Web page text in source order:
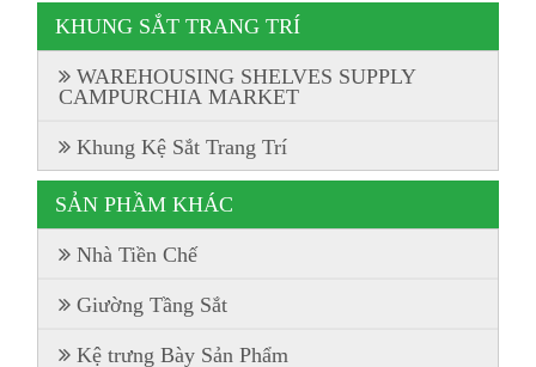
KHUNG SẮT TRANG TRÍ
WAREHOUSING SHELVES SUPPLY
CAMPURCHIA MARKET
Khung Kệ Sắt Trang Trí
SẢN PHẦM KHÁC
Nhà Tiền Chế
Giường Tầng Sắt
Kệ trưng Bày Sản Phẩm